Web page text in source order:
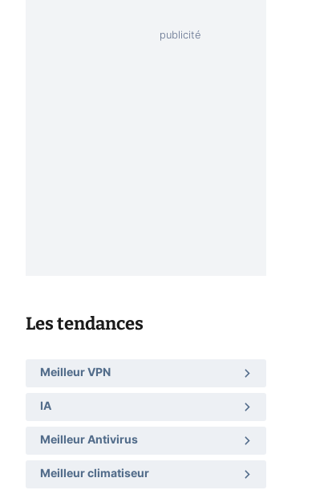
Les tendances
Meilleur VPN
IA
Meilleur Antivirus
Meilleur climatiseur